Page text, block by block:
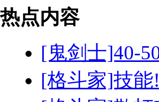
热点内容
[鬼剑士]40-
[格斗家]技